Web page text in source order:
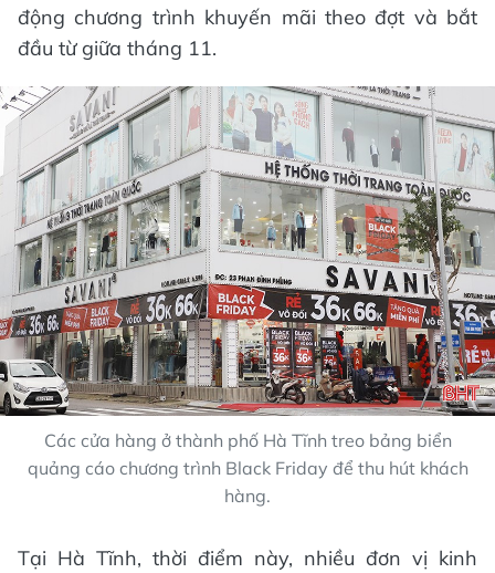
động chương trình khuyến mãi theo đợt và bắt
đầu từ giữa tháng 11.
Các cửa hàng ở thành phố Hà Tĩnh treo bảng biển
quảng cáo chương trình Black Friday để thu hút khách
hàng.
Tại Hà Tĩnh, thời điểm này, nhiều đơn vị kinh